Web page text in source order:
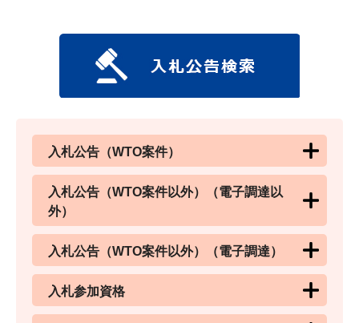
入札公告（WTO案件）
入札公告（WTO案件以外）（電子調達以
外）
入札公告（WTO案件以外）（電子調達）
入札参加資格